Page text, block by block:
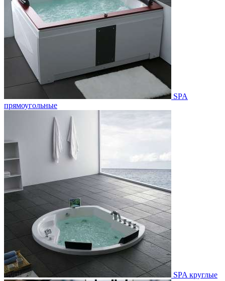
SPA
прямоугольные
SPA круглые